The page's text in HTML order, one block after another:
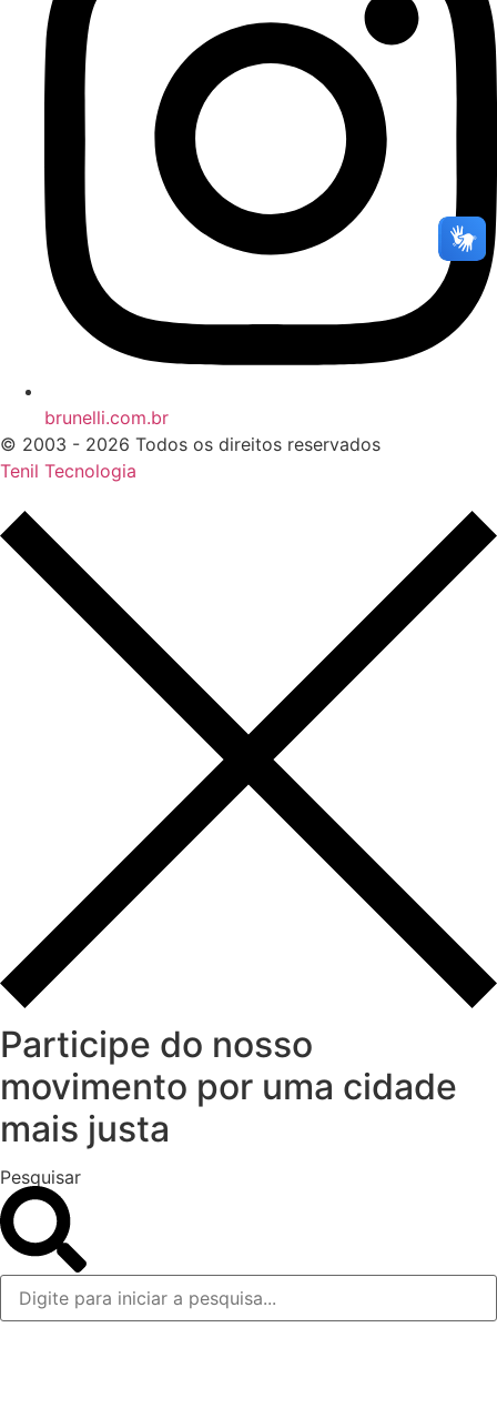
brunelli.com.br
© 2003 - 2026 Todos os direitos reservados
Tenil Tecnologia
Participe do nosso
movimento por uma cidade
mais justa
Pesquisar